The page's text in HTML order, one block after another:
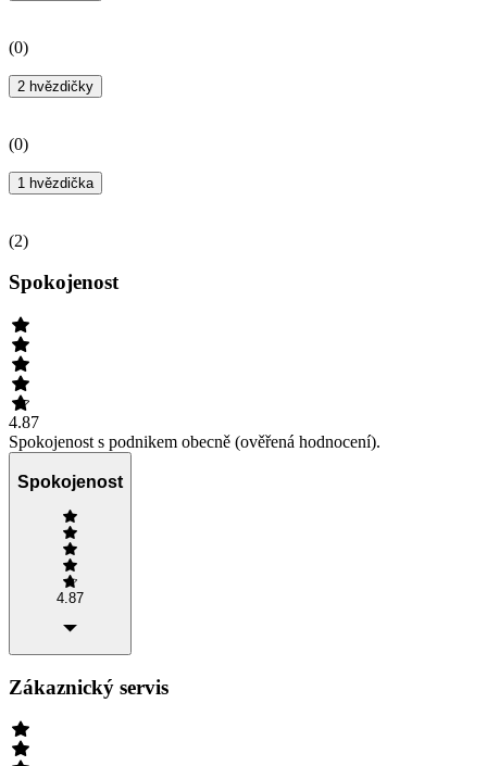
(0)
2 hvězdičky
(0)
1 hvězdička
(2)
Spokojenost
4.87
Spokojenost s podnikem obecně (ověřená hodnocení).
Spokojenost
4.87
Zákaznický servis